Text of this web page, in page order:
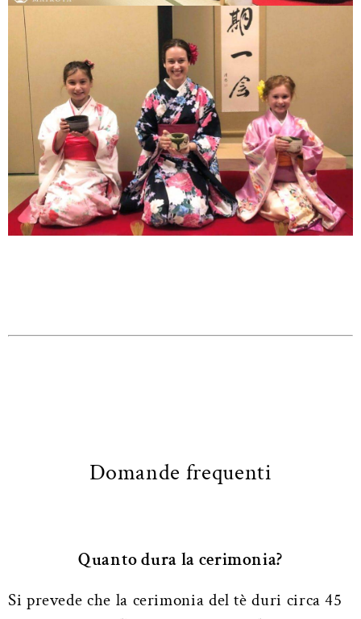
Domande frequenti
Quanto dura la cerimonia?
Si prevede che la cerimonia del tè duri circa 45